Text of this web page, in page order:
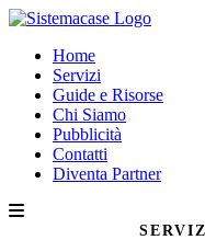
Home
Servizi
Guide e Risorse
Chi Siamo
Pubblicità
Contatti
Diventa Partner